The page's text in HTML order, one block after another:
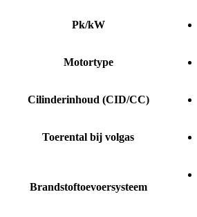
Pk/kW
Motortype
Cilinderinhoud (CID/CC)
Toerental bij volgas
Brandstoftoevoersysteem